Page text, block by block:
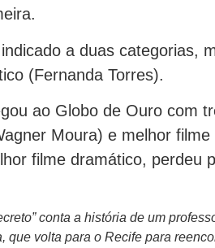
a duas categorias,
(Fernanda Torres).
ao Globo de Ouro com
Moura) e melhor
filme dramático, perdeu
conta a história de um
que volta para o Recife para